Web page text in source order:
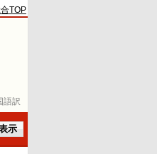
語訳
TOP